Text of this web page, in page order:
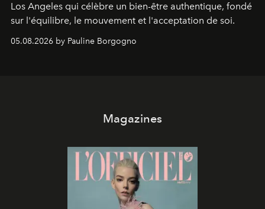
Los Angeles qui célèbre un bien-être authentique, fondé
sur l'équilibre, le mouvement et l'acceptation de soi.
05.08.2026 by Pauline Borgogno
Magazines